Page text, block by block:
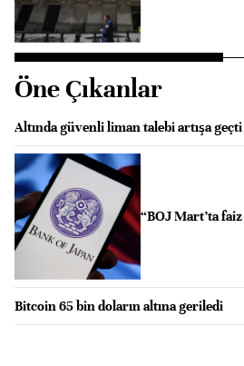
Öne Çıkanlar
Altında güvenli liman talebi artışa geçti
“BOJ Mart’ta
Bitcoin 65 bin doların altına geriledi